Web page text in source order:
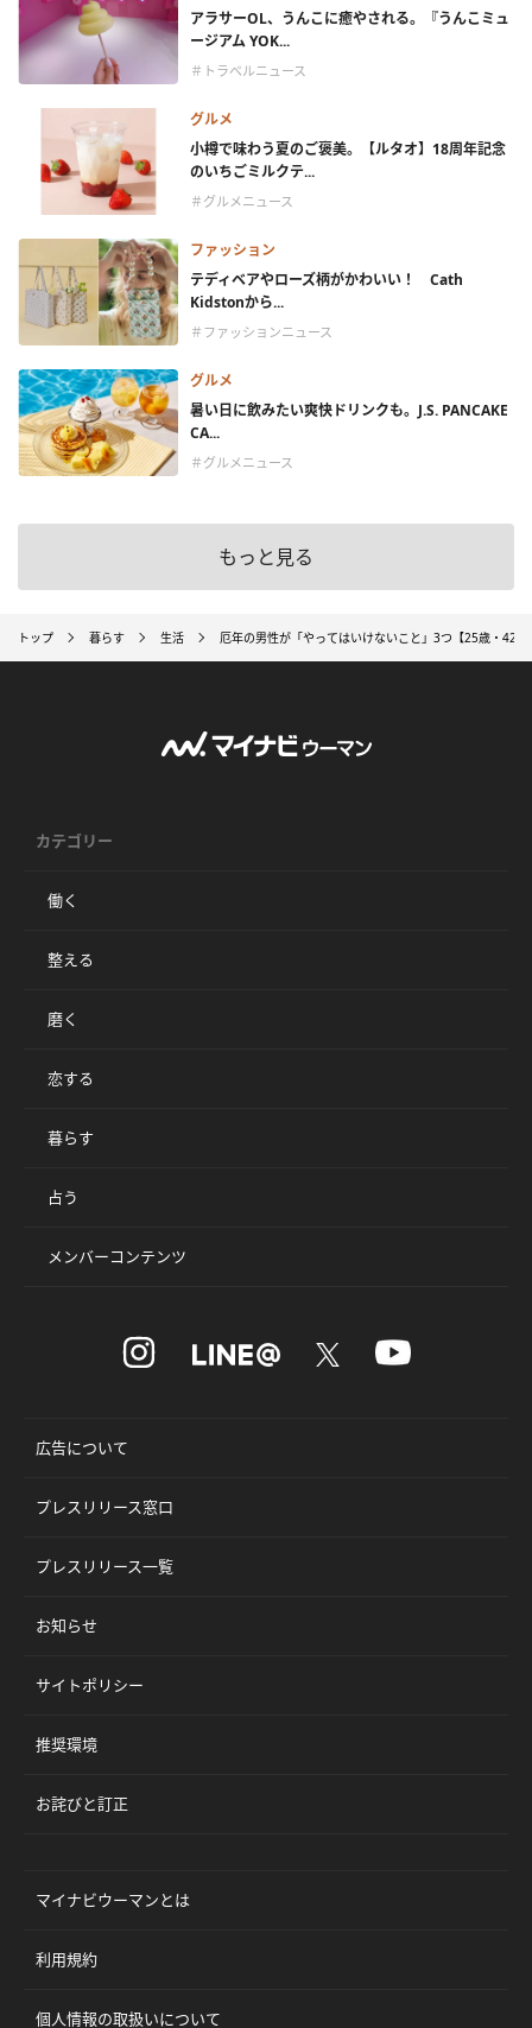
アラサーOL、うんこに癒やされる。『うんこミュ
ージアム YOK...
＃トラベルニュース
グルメ
小樽で味わう夏のご褒美。【ルタオ】18周年記念
のいちごミルクテ...
＃グルメニュース
ファッション
テディベアやローズ柄がかわいい！ Cath
Kidstonから...
＃ファッションニュース
グルメ
暑い日に飲みたい爽快ドリンクも。J.S. PANCAKE
CA...
＃グルメニュース
もっと見る
トップ 暮らす 生活 厄年の男性が「やってはいけないこと」3つ【25歳・42
カテゴリー
働く
整える
磨く
恋する
暮らす
占う
メンバーコンテンツ
広告について
プレスリリース窓口
プレスリリース一覧
お知らせ
サイトポリシー
推奨環境
お詫びと訂正
マイナビウーマンとは
利用規約
個人情報の取扱いについて